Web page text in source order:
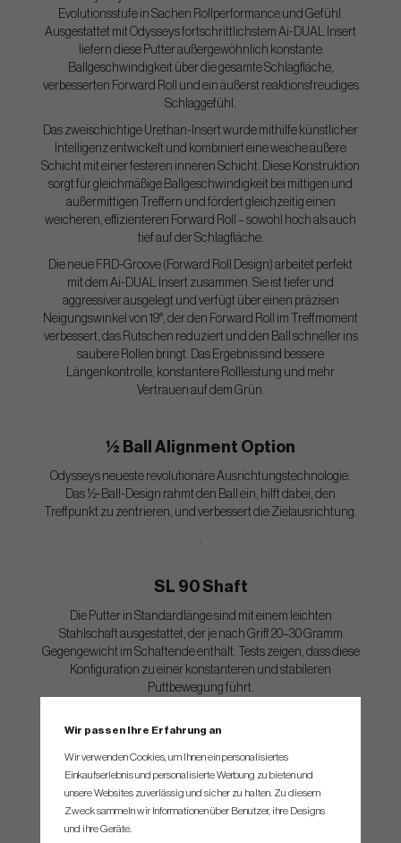
Evolutionsstufe in Sachen Rollperformance und Gefühl.
Ausgestattet mit Odysseys fortschrittlichstem Ai-DUAL Insert
liefern diese Putter außergewöhnlich konstante
Ballgeschwindigkeit über die gesamte Schlagfläche,
verbesserten Forward Roll und ein äußerst reaktionsfreudiges
Schlaggefühl.
Das zweischichtige Urethan-Insert wurde mithilfe künstlicher
Intelligenz entwickelt und kombiniert eine weiche äußere
Schicht mit einer festeren inneren Schicht. Diese Konstruktion
sorgt für gleichmäßige Ballgeschwindigkeit bei mittigen und
außermittigen Treffern und fördert gleichzeitig einen
weicheren, effizienteren Forward Roll – sowohl hoch als auch
tief auf der Schlagfläche.
Die neue FRD-Groove (Forward Roll Design) arbeitet perfekt
mit dem Ai-DUAL Insert zusammen. Sie ist tiefer und
aggressiver ausgelegt und verfügt über einen präzisen
Neigungswinkel von 19°, der den Forward Roll im Treffmoment
verbessert, das Rutschen reduziert und den Ball schneller ins
saubere Rollen bringt. Das Ergebnis sind bessere
Längenkontrolle, konstantere Rollleistung und mehr
Vertrauen auf dem Grün.
½ Ball Alignment Option
Odysseys neueste revolutionäre Ausrichtungstechnologie.
Das ½-Ball-Design rahmt den Ball ein, hilft dabei, den
Treffpunkt zu zentrieren, und verbessert die Zielausrichtung.
SL 90 Shaft
Die Putter in Standardlänge sind mit einem leichten
Stahlschaft ausgestattet, der je nach Griff 20–30 Gramm
Gegengewicht im Schaftende enthält. Tests zeigen, dass diese
Konfiguration zu einer konstanteren und stabileren
Puttbewegung führt.
Cruiser Options
Die Cruiser-Modelle verfügen über einen schwereren Kopf,
einen längeren und schwereren SL140 Schaft sowie einen
längeren 17”-Griff – ideal für Golfer, die diese Setup-Variante
Wir passen Ihre Erfahrung an
Wir verwenden Cookies, um Ihnen ein personalisiertes
Einkaufserlebnis und personalisierte Werbung zu bieten und
unsere Websites zuverlässig und sicher zu halten. Zu diesem
Zweck sammeln wir Informationen über Benutzer, ihre Designs
und ihre Geräte.